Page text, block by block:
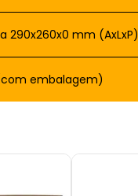
290x260x0 mm (AxLxP)
embalagem)